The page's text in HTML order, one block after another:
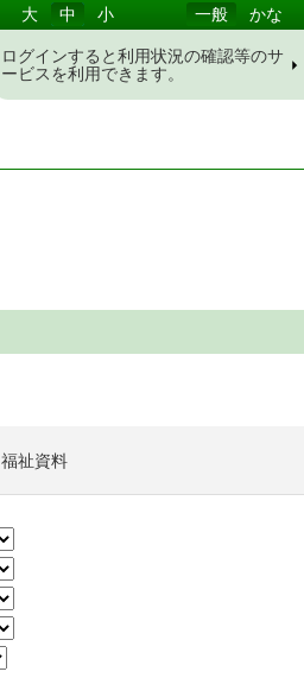
大 中 小 一般 かな
ログインすると利用状況の確認等のサ
ービスを利用できます。
福祉資料